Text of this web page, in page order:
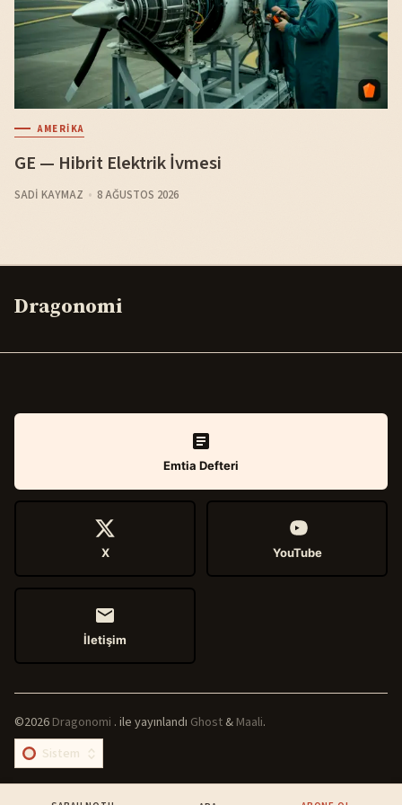
AMERIKA
GE — Hibrit Elektrik İvmesi
SADI KAYMAZ 8 AĞUSTOS 2026
Dragonomi
Emtia Defteri
X YouTube
İletişim
©2026Dragonomi .ile yayınlandı Ghost&Maali.